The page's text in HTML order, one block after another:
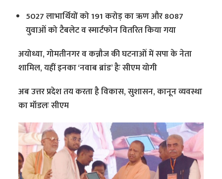
5027 लाभार्थियों को 191 करोड़ का ऋण और 8087
युवाओं को टैबलेट व स्मार्टफोन वितरित किया गया
अयोध्या, गोमतीनगर व कन्नौज की घटनाओं में सपा के नेता
शामिल, यहीं इनका ‘नवाब ब्रांड’ हैः सीएम योगी
अब उत्तर प्रदेश तय करता है विकास, सुशासन, कानून व्यवस्था
का मॉडलः सीएम